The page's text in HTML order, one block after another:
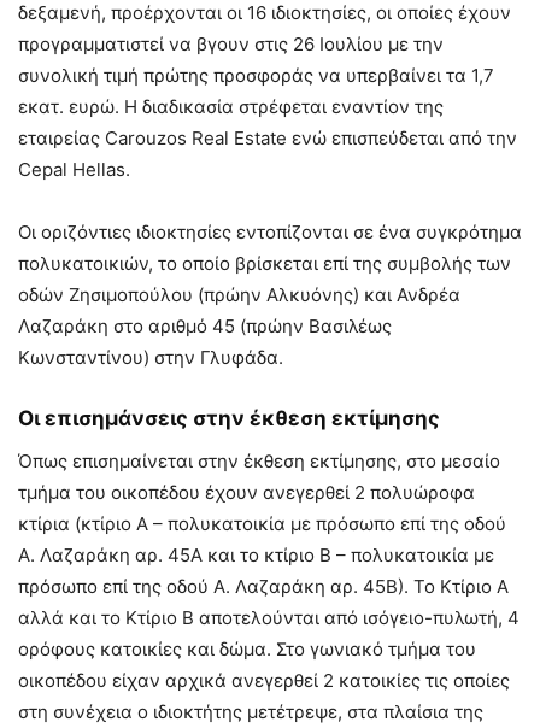
δεξαμενή, προέρχονται οι 16 ιδιοκτησίες, οι οποίες έχουν
προγραμματιστεί να βγουν στις 26 Ιουλίου με την
συνολική τιμή πρώτης προσφοράς να υπερβαίνει τα 1,7
εκατ. ευρώ. Η διαδικασία στρέφεται εναντίον της
εταιρείας Carouzos Real Estate ενώ επισπεύδεται από την
Cepal Hellas.
Οι οριζόντιες ιδιοκτησίες εντοπίζονται σε ένα συγκρότημα
πολυκατοικιών, το οποίο βρίσκεται επί της συμβολής των
οδών Ζησιμοπούλου (πρώην Αλκυόνης) και Ανδρέα
Λαζαράκη στο αριθμό 45 (πρώην Βασιλέως
Κωνσταντίνου) στην Γλυφάδα.
Οι επισημάνσεις στην έκθεση εκτίμησης
Όπως επισημαίνεται στην έκθεση εκτίμησης, στο μεσαίο
τμήμα του οικοπέδου έχουν ανεγερθεί 2 πολυώροφα
κτίρια (κτίριο Α – πολυκατοικία με πρόσωπο επί της οδού
Α. Λαζαράκη αρ. 45Α και το κτίριο Β – πολυκατοικία με
πρόσωπο επί της οδού Α. Λαζαράκη αρ. 45Β). Το Κτίριο Α
αλλά και το Κτίριο Β αποτελούνται από ισόγειο-πυλωτή, 4
ορόφους κατοικίες και δώμα. Στο γωνιακό τμήμα του
οικοπέδου είχαν αρχικά ανεγερθεί 2 κατοικίες τις οποίες
στη συνέχεια ο ιδιοκτήτης μετέτρεψε, στα πλαίσια της